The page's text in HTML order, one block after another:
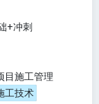
+冲刺
目施工管理
工技术